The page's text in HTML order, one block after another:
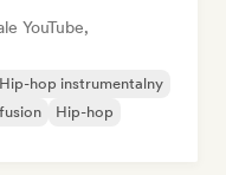
YouTube,
Hip-hop instrumentalny
Hip-hop